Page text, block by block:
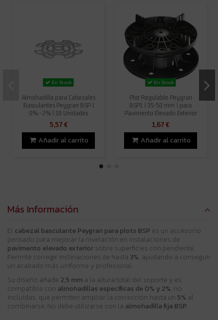
En Stock
Almohadilla para Cabezales
Basculantes Peygran BSP |
0% - 2% | 10 Unidades
5,57 €
Añadir al carrito
En Stock
Plot Regulable Peygran
BSP1 | 35-50 mm | para
Pavimento Elevado Exterior
1,67 €
Añadir al carrito
Más Información
El cabezal basculante Peygran para plots BSP es un accesorio
pensado para mejorar la nivelación en instalaciones de
pavimento elevado exteriorsobre superficies con pendiente.
Permite corregir inclinaciones de hasta 3%, ayudando a conseguir
un acabado más uniforme y profesional.
Su diseño añade 2,5 mm a la altura total del soporte y es
compatible con almohadillas específicas de 0% y 2%, no
incluidas, que permiten ampliar la corrección hasta un 5% al
combinarse. No debe utilizarse con la almohadilla fija BSP